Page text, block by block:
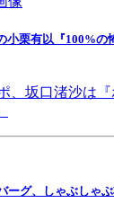
小栗有以『100%の
、坂口渚沙は
ーグ、しゃぶしゃ